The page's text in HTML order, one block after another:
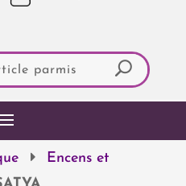
Encens et